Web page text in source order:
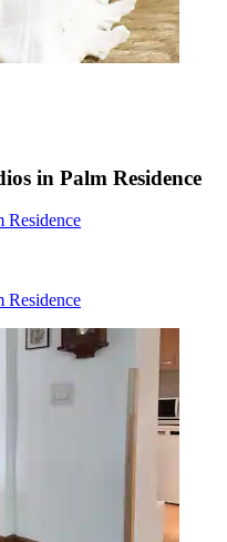
in Palm Residence
Residence
Residence